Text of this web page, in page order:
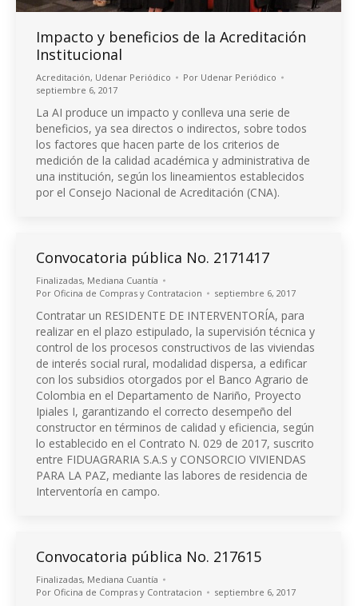
Impacto y beneficios de la Acreditación
Institucional
Acreditación, Udenar Periódico Por Udenar Periódico
septiembre 6, 2017
La AI produce un impacto y conlleva una serie de
beneficios, ya sea directos o indirectos, sobre todos
los factores que hacen parte de los criterios de
medición de la calidad académica y administrativa de
una institución, según los lineamientos establecidos
por el Consejo Nacional de Acreditación (CNA).
Convocatoria pública No. 2171417
Finalizadas, Mediana Cuantía
Por Oficina de Compras y Contratacion septiembre 6, 2017
Contratar un RESIDENTE DE INTERVENTORÍA, para
realizar en el plazo estipulado, la supervisión técnica y
control de los procesos constructivos de las viviendas
de interés social rural, modalidad dispersa, a edificar
con los subsidios otorgados por el Banco Agrario de
Colombia en el Departamento de Nariño, Proyecto
Ipiales I, garantizando el correcto desempeño del
constructor en términos de calidad y eficiencia, según
lo establecido en el Contrato N. 029 de 2017, suscrito
entre FIDUAGRARIA S.A.S y CONSORCIO VIVIENDAS
PARA LA PAZ, mediante las labores de residencia de
Interventoría en campo.
Convocatoria pública No. 217615
Finalizadas, Mediana Cuantía
Por Oficina de Compras y Contratacion septiembre 6, 2017